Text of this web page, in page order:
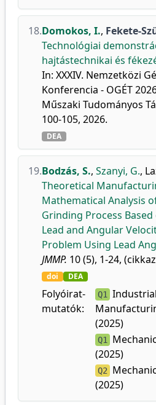
18.Domokos, I., Fekete-
Technológiai
hajtástechnikai és
In: XXXIV. Nemzetközi
Konferencia - OGÉT
Műszaki Tudományos
100-105, 2026.
DEA
19.Bodzás, S., Szanyi, G.,
Theoretical
Mathematical Analysis
Grinding Process
Lead and Angular
Problem Using Lead
JMMP. 10 (5), 1-24,
doi DEA
Folyóirat-
mutatók:
Q1
(2025)
Q1
(2025)
Q2
(2025)